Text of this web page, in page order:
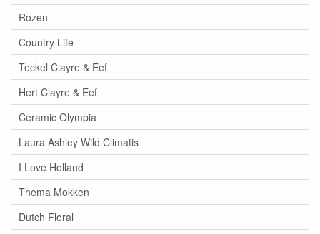
Rozen
Country Life
Teckel Clayre & Eef
Hert Clayre & Eef
Ceramic Olympia
Laura Ashley Wild Climatis
I Love Holland
Thema Mokken
Dutch Floral